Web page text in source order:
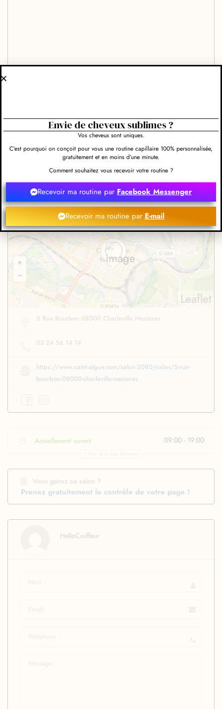
Leaflet
Obtenir l'itinéraire
5 Rue Bourbon 08000 Charleville Mezieres
03 24 56 14 14
https://www.saint-algue.com/salon-2080/salon/5-rue-
bourbon-08000-charleville-mezieres
Actuellement ouvert 09:00 - 19:00
Vous gérez ce salon ?
Prenez gratuitement le contrôle de votre page !
HelloCoiffeur
Envie de cheveux sublimes ?
Vos cheveux sont uniques.
C’est pourquoi on conçoit pour vous une routine capillaire 100% personnalisée,
gratuitement et en moins d’une minute.
Comment souhaitez vous recevoir votre routine ?
Recevoir ma routine parFacebook Messenger
Recevoir ma routine par E-mail